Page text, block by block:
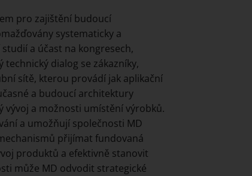
pro zajištění budoucí
systematicky a
a účast na kongresech,
dialog se zákazníky,
sítě, kterou provádí jak aplikační
a budoucí architektury
vývoj a možnosti umístění výrobků.
a umožňují společnosti MD
přijímat fundovaná
produktů a efektivně stanovit
může MD odvodit strategické